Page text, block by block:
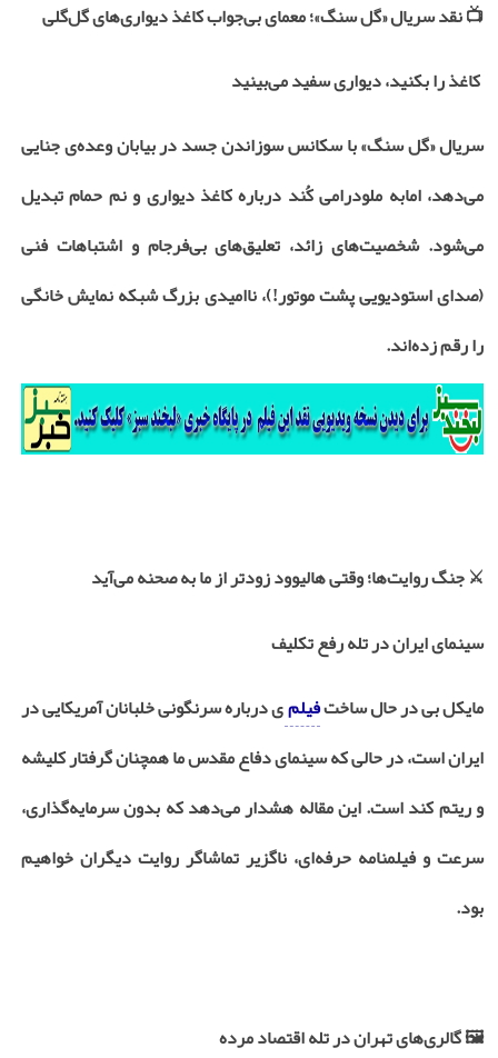
📺نقد سریال «گل سنگ»؛ معمای بی‌جواب کاغذ دیواری‌های گل‌گلی
کاغذ را بکنید، دیواری سفید می‌بینید
سریال «گل سنگ» با سکانس سوزاندن جسد در بیابان وعده‌ی جنایی
می‌دهد، امابه ملودرامی کُند درباره کاغذ دیواری و نم حمام تبدیل
می‌شود. شخصیت‌های زائد، تعلیق‌های بی‌فرجام و اشتباهات فنی
(صدای استودیویی پشت موتور!)، ناامیدی بزرگ شبکه نمایش خانگی
را رقم زده‌اند.
⚔جنگ روایت‌ها؛ وقتی هالیوود زودتر از ما به صحنه می‌آید
سینمای ایران در تله رفع تکلیف
مایکل بی در حال ساختفیلمی درباره سرنگونی خلبانان آمریکایی در
ایران است، در حالی که سینمای دفاع مقدس ما همچنان گرفتار کلیشه
و ریتم کند است. این مقاله هشدار می‌دهد که بدون سرمایه‌گذاری،
سرعت و فیلمنامه حرفه‌ای، ناگزیر تماشاگر روایت دیگران خواهیم
بود.
🖼️گالری‌های تهران در تله اقتصاد مرده